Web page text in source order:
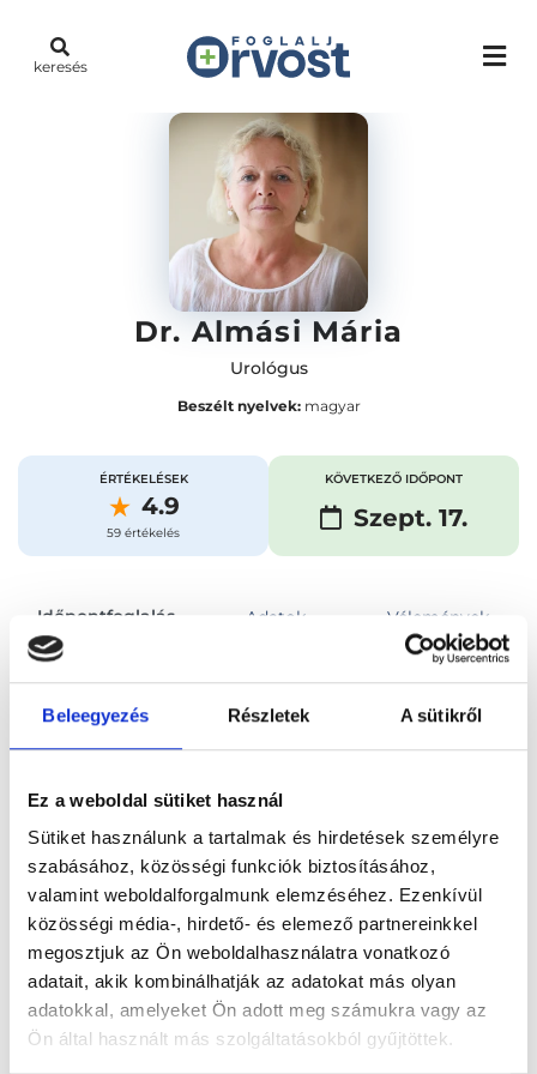
Beleegyezés Részletek A sütikről
Ez a weboldal sütiket használ
Sütiket használunk a tartalmak és hirdetések személyre
szabásához, közösségi funkciók biztosításához,
valamint weboldalforgalmunk elemzéséhez. Ezenkívül
közösségi média-, hirdető- és elemező partnereinkkel
megosztjuk az Ön weboldalhasználatra vonatkozó
adatait, akik kombinálhatják az adatokat más olyan
adatokkal, amelyeket Ön adott meg számukra vagy az
Ön által használt más szolgáltatásokból gyűjtöttek.
keresés
Dr. Almási Mária
Urológus
Beszélt nyelvek:magyar
ÉRTÉKELÉSEK
4.9
59 értékelés
KÖVETKEZŐ IDŐPONT
Szept. 17.
Időpontfoglalás Adatok Vélemények
Foglalj időpontot
Főoldal Orvosok Urológus
Urológus, Budapest, XI. kerület Dr. Almási Mária